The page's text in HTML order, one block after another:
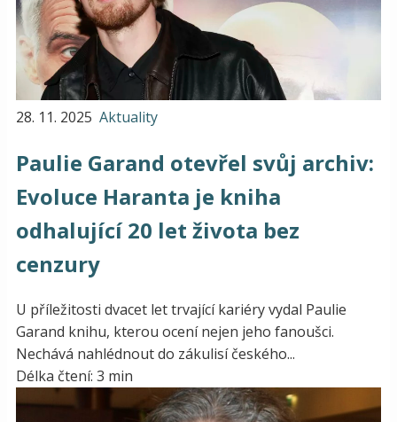
28. 11. 2025 Aktuality
Paulie Garand otevřel svůj archiv:
Evoluce Haranta je kniha
odhalující 20 let života bez
cenzury
U příležitosti dvacet let trvající kariéry vydal Paulie
Garand knihu, kterou ocení nejen jeho fanoušci.
Nechává nahlédnout do zákulisí českého...
Délka čtení: 3 min